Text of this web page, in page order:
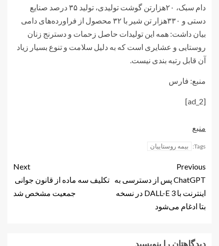
دام سبک، ۲۰هزارتن گوشت تولیدی، تولید ۳۵ درصد صنایع
دستی و ۳۳۰هزار تن شیر با ۳۲ محصول از فراورده‌های دامی
بیان داشت: همه این تولیدات حاصل زحمات و دسترنج زنان
روستایی و عشایری است که به دلیل سلامت و تنوع بسیار زیاد
آن قابل رتبه بندی نیست.
منبع: فارس
[ad_2]
منبع
Tags: بیمه روستاییان
Previous
ChatGPT پس از دسترسی به
اینترنت با DALL-E 3 در نسخه
بتا ادغام می‌شود
Next
تکلیف سه ماده از قانون جوانی
جمعیت مشخص شد